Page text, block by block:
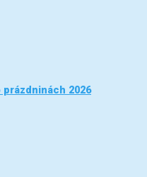
prázdninách 2026